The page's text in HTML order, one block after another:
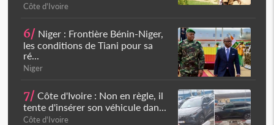
Côte d'Ivoire
6/ Niger : Frontière Bénin-Niger,
les conditions de Tiani pour sa
ré...
Niger
7/ Côte d'Ivoire : Non en règle, il
tente d'insérer son véhicule dan...
Côte d'Ivoire